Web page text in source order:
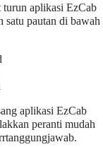
turun aplikasi EzCab
satu pautan di bawah
aplikasi EzCab
peranti mudah